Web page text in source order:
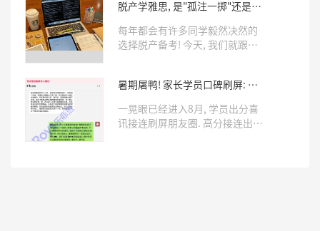
脱产学雅思, 是"孤注一掷"还是有
每年都会有许多同学毅然决然的
选择脱产备考! 今天, 我们就跟着
暑期屠鸭! 家长学员口碑刷屏: 就
一晃眼已经进入8月, 学员出分喜
讯接连刷屏朋友圈. 高分接连出